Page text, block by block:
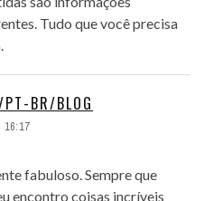
Tudo que você precisa
PT-BR/BLOG
16:17
fabuloso. Sempre que
encontro coisas incríveis